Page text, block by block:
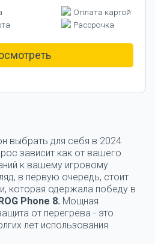
Оплата картой
Рассрочка
выбрать для себя в 2024
зависит как от вашего
к вашему игровому
в первую очередь, стоит
которая одержала победу в
ROG Phone 8. Мощная
от перегрева - это
лет использования